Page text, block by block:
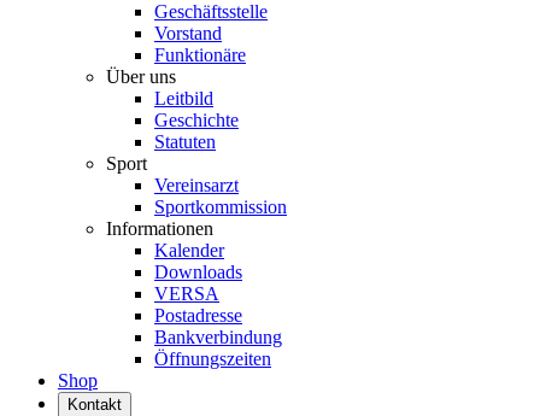
Geschäftsstelle
Vorstand
Funktionäre
Über uns
Leitbild
Geschichte
Statuten
Sport
Vereinsarzt
Sportkommission
Informationen
Kalender
Downloads
VERSA
Postadresse
Bankverbindung
Öffnungszeiten
Shop
Kontakt